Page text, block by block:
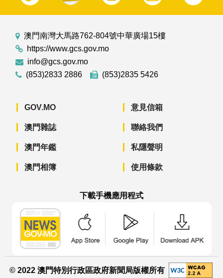
澳門南灣大馬路762-804號中華廣場15樓
https://www.gcs.gov.mo
info@gcs.gov.mo
(853)2833 2886
(853)2835 5426
GOV.MO
澳門雜誌
澳門年鑑
澳門相簿
意見信箱
聯絡我們
私隱聲明
使用條款
下載手機應用程式
© 2022 澳門特別行政區政府新聞局版權所有